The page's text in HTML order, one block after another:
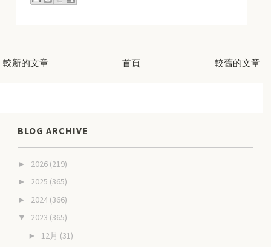
較新的文章 較舊的文章
首頁
BLOG ARCHIVE
► 2026 (219)
► 2025 (365)
► 2024 (366)
▼ 2023 (365)
► 12月 (31)